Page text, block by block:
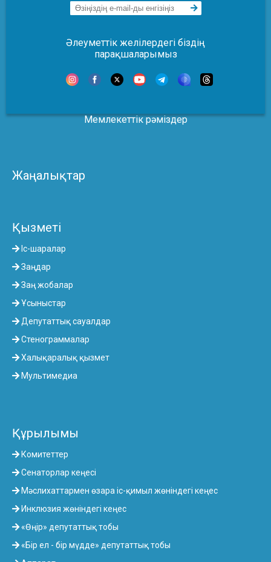
Әлеуметтік желілердегі біздің
парақшаларымыз
Мемлекеттік рәміздер
Жаңалықтар
Қызметі
Іс-шаралар
Заңдар
Заң жобалар
Ұсыныстар
Депутаттық сауалдар
Стенограммалар
Халықаралық қызмет
Мультимедиа
Құрылымы
Комитеттер
Сенаторлар кеңесі
Мәслихаттармен өзара іс-қимыл жөніндегі кеңес
Инклюзия жөніндегі кеңес
«Өңір» депутаттық тобы
«Бір ел - бір мүдде» депутаттық тобы